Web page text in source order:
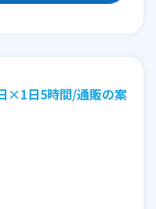
×1日5時間/通販の案